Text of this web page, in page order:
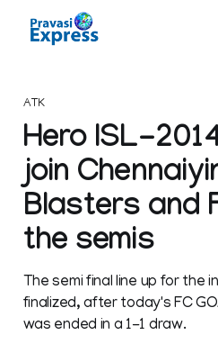
ATK
Hero ISL-
join
Blasters and
the semis
The semi final line up for the
finalized, after today's FC
was ended in a 1-1 draw.